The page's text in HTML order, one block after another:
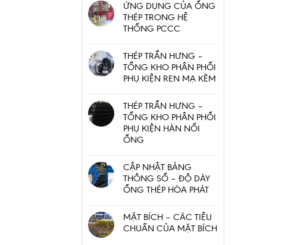
ỨNG DỤNG CỦA ỐNG
THÉP TRONG HỆ
THỐNG PCCC
THÉP TRẦN HƯNG –
TỔNG KHO PHÂN PHỐI
PHỤ KIỆN REN MẠ KẼM
THÉP TRẦN HƯNG –
TỔNG KHO PHÂN PHỐI
PHỤ KIỆN HÀN NỐI
ỐNG
CẬP NHẬT BẢNG
THÔNG SỐ – ĐỘ DÀY
ỐNG THÉP HÒA PHÁT
MẶT BÍCH – CÁC TIÊU
CHUẨN CỦA MẶT BÍCH